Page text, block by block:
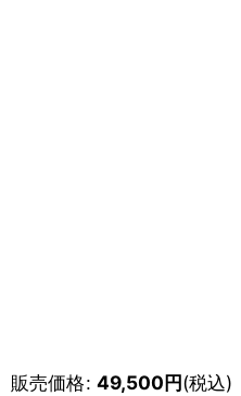
販売価格: 49,500円(税込)